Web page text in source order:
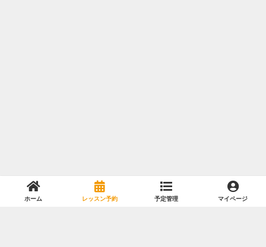
ホーム レッスン予約 予定管理 マイページ